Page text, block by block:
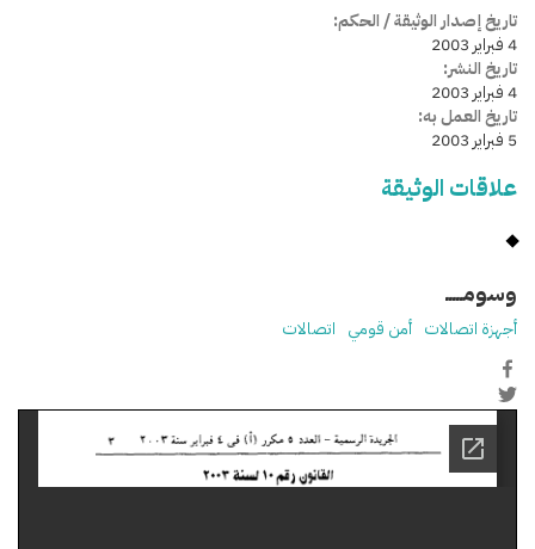
تاريخ إصدار الوثيقة / الحكم:
4 فبراير 2003
تاريخ النشر:
4 فبراير 2003
تاريخ العمل به:
5 فبراير 2003
علاقات الوثيقة
وسومـــــ
أجهزة اتصالات أمن قومي اتصالات